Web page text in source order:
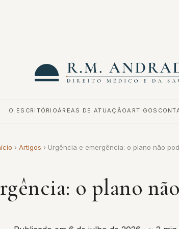
O ESCRITÓRIOÁREAS DE ATUAÇÃOARTIGOS
› Artigos › Urgência e emergência: o plano não
o plano